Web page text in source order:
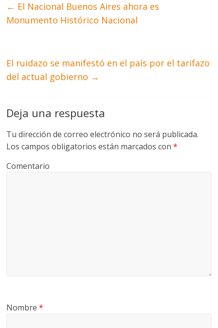
← El Nacional Buenos Aires ahora es
Monumento Histórico Nacional
El ruidazo se manifestó en el país por el tarifazo
del actual gobierno →
Deja una respuesta
Tu dirección de correo electrónico no será publicada.
Los campos obligatorios están marcados con*
Comentario
Nombre*